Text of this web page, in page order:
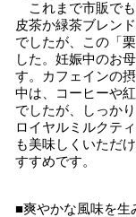
これまで市販で
皮茶か緑茶ブレン
でしたが、この「
した。妊娠中のお
す。カフェインの
中は、コーヒーや
でしたが、しっか
ロイヤルミルクテ
も美味しくいただ
すすめです。
■爽やかな風味を生